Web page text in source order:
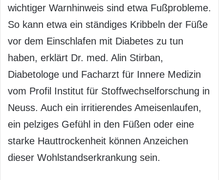
wichtiger Warnhinweis sind etwa Fußprobleme.
So kann etwa ein ständiges Kribbeln der Füße
vor dem Einschlafen mit Diabetes zu tun
haben, erklärt Dr. med. Alin Stirban,
Diabetologe und Facharzt für Innere Medizin
vom Profil Institut für Stoffwechselforschung in
Neuss. Auch ein irritierendes Ameisenlaufen,
ein pelziges Gefühl in den Füßen oder eine
starke Hauttrockenheit können Anzeichen
dieser Wohlstandserkrankung sein.